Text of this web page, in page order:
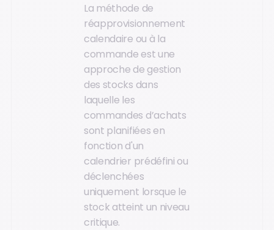
La méthode de
réapprovisionnement
calendaire ou à la
commande est une
approche de gestion
des stocks dans
laquelle les
commandes d’achats
sont planifiées en
fonction d'un
calendrier prédéfini ou
déclenchées
uniquement lorsque le
stock atteint un niveau
critique.